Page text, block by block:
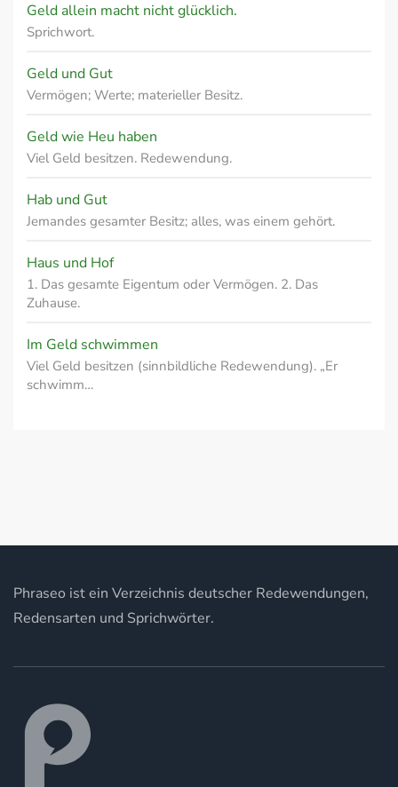
Geld allein macht nicht glücklich.
Sprichwort.
Geld und Gut
Vermögen; Werte; materieller Besitz.
Geld wie Heu haben
Viel Geld besitzen. Redewendung.
Hab und Gut
Jemandes gesamter Besitz; alles, was einem gehört.
Haus und Hof
1. Das gesamte Eigentum oder Vermögen. 2. Das
Zuhause.
Im Geld schwimmen
Viel Geld besitzen (sinnbildliche Redewendung). „Er
schwimm…
Phraseo ist ein Verzeichnis deutscher Redewendungen,
Redensarten und Sprichwörter.